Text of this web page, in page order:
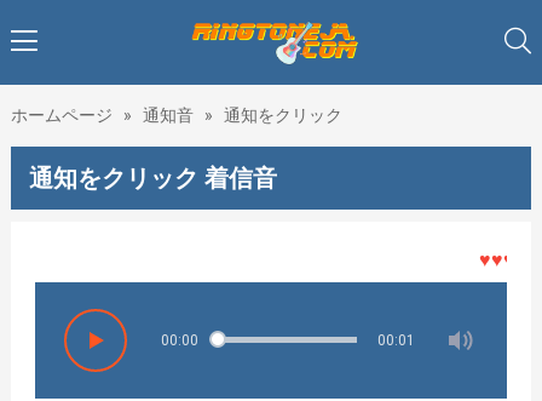
ホームページ » 通知音 » 通知をクリック
通知をクリック 着信音
♥♥♥着メ
00:00 00:01